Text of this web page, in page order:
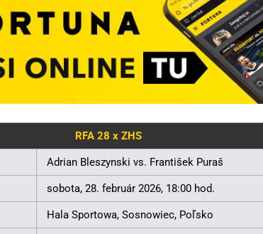
RFA 28 x ZHS
Adrian Bleszynski vs. František Puraš
sobota, 28. február 2026, 18:00 hod.
Hala Sportowa, Sosnowiec, Poľsko